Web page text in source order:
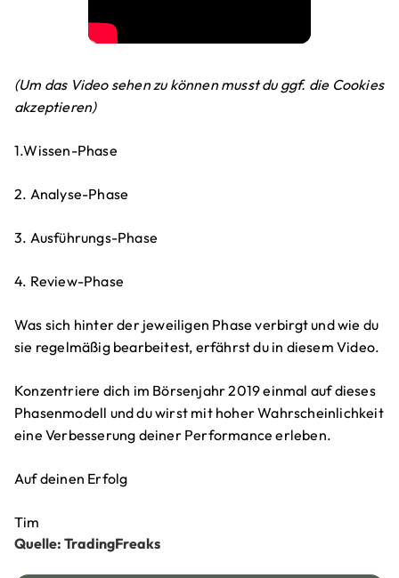
(Um das Video sehen zu können musst du ggf. die Cookies
akzeptieren)
1.Wissen-Phase
2. Analyse-Phase
3. Ausführungs-Phase
4. Review-Phase
Was sich hinter der jeweiligen Phase verbirgt und wie du
sie regelmäßig bearbeitest, erfährst du in diesem Video.
Konzentriere dich im Börsenjahr 2019 einmal auf dieses
Phasenmodell und du wirst mit hoher Wahrscheinlichkeit
eine Verbesserung deiner Performance erleben.
Auf deinen Erfolg
Tim
Quelle: TradingFreaks